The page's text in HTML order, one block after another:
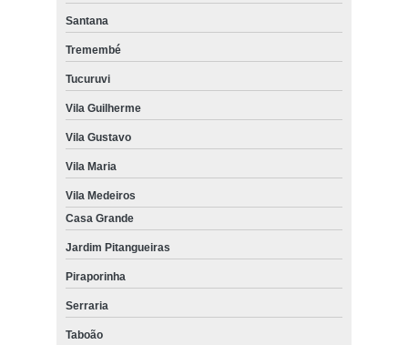
Santana
Tremembé
Tucuruvi
Vila Guilherme
Vila Gustavo
Vila Maria
Vila Medeiros
Casa Grande
Jardim Pitangueiras
Piraporinha
Serraria
Taboão